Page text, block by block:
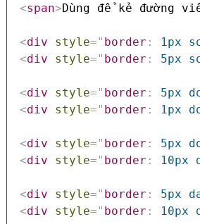
<span>Dùng để kẻ đường
<div style=" border : 1px
<div style=" border : 5px
<div style=" border : 5px
<div style=" border : 1px
<div style=" border : 5px
<div style=" border : 10px
<div style=" border : 5px
<div style=" border : 10px